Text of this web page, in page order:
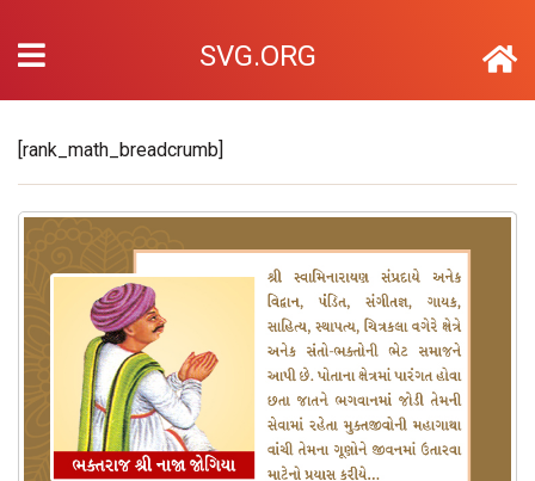
SVG.ORG
[rank_math_breadcrumb]